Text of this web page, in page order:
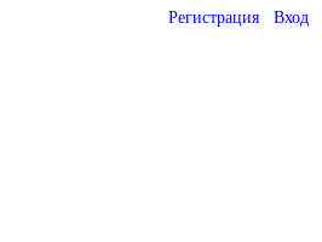
Регистрация Вход